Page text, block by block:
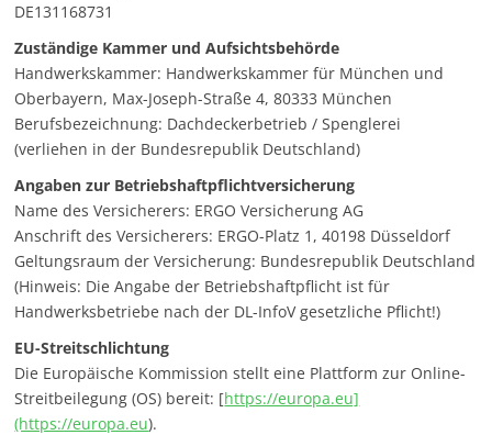
DE131168731
Zuständige Kammer und Aufsichtsbehörde
Handwerkskammer: Handwerkskammer für München und
Oberbayern, Max-Joseph-Straße 4, 80333 München
Berufsbezeichnung: Dachdeckerbetrieb / Spenglerei
(verliehen in der Bundesrepublik Deutschland)
Angaben zur Betriebshaftpflichtversicherung
Name des Versicherers: ERGO Versicherung AG
Anschrift des Versicherers: ERGO-Platz 1, 40198 Düsseldorf
Geltungsraum der Versicherung: Bundesrepublik Deutschland
(Hinweis: Die Angabe der Betriebshaftpflicht ist für
Handwerksbetriebe nach der DL-InfoV gesetzliche Pflicht!)
EU-Streitschlichtung
Die Europäische Kommission stellt eine Plattform zur Online-
Streitbeilegung (OS) bereit: [https://europa.eu]
(https://europa.eu).